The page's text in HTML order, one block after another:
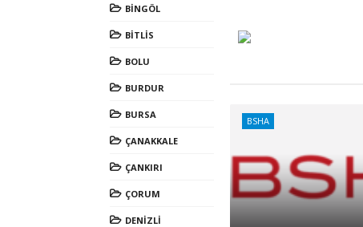
BİNGÖL
BİTLİS
BOLU
BURDUR
BURSA
ÇANAKKALE
ÇANKIRI
ÇORUM
DENİZLİ
BSHA